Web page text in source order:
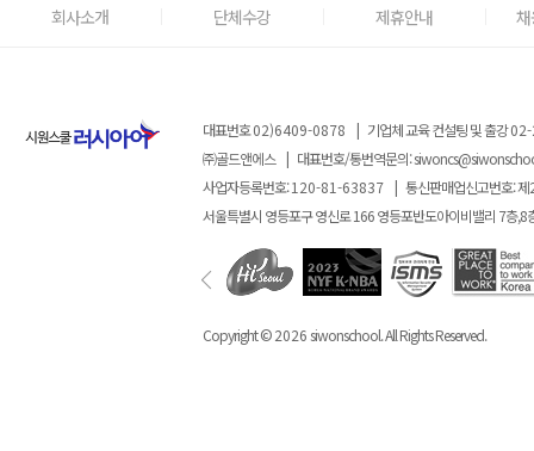
회사소개 단체수강 제휴안내
대표번호02)6409-0878 | 기업체 교육 컨설팅 및 출강
㈜골드앤에스 | 대표번호/통번역문의:
사업자등록번호:120-81-63837 | 통신판매업신고번호: 제
서울특별시 영등포구 영신로 166 영등포반도아이비밸리 7층,8
Copyright ©2026siwonschool. All Rights Reserved.